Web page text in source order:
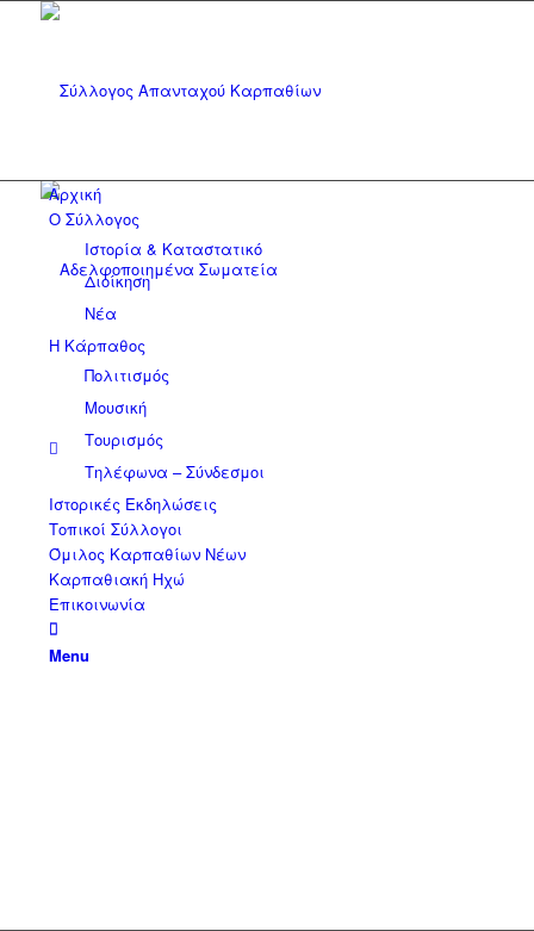
Αρχική
Ο Σύλλογος
Ιστορία & Καταστατικό
Διοίκηση
Νέα
Η Κάρπαθος
Πολιτισμός
Μουσική
Τουρισμός
Τηλέφωνα – Σύνδεσμοι
Ιστορικές Εκδηλώσεις
Τοπικοί Σύλλογοι
Όμιλος Καρπαθίων Νέων
Καρπαθιακή Ηχώ
Επικοινωνία
Menu